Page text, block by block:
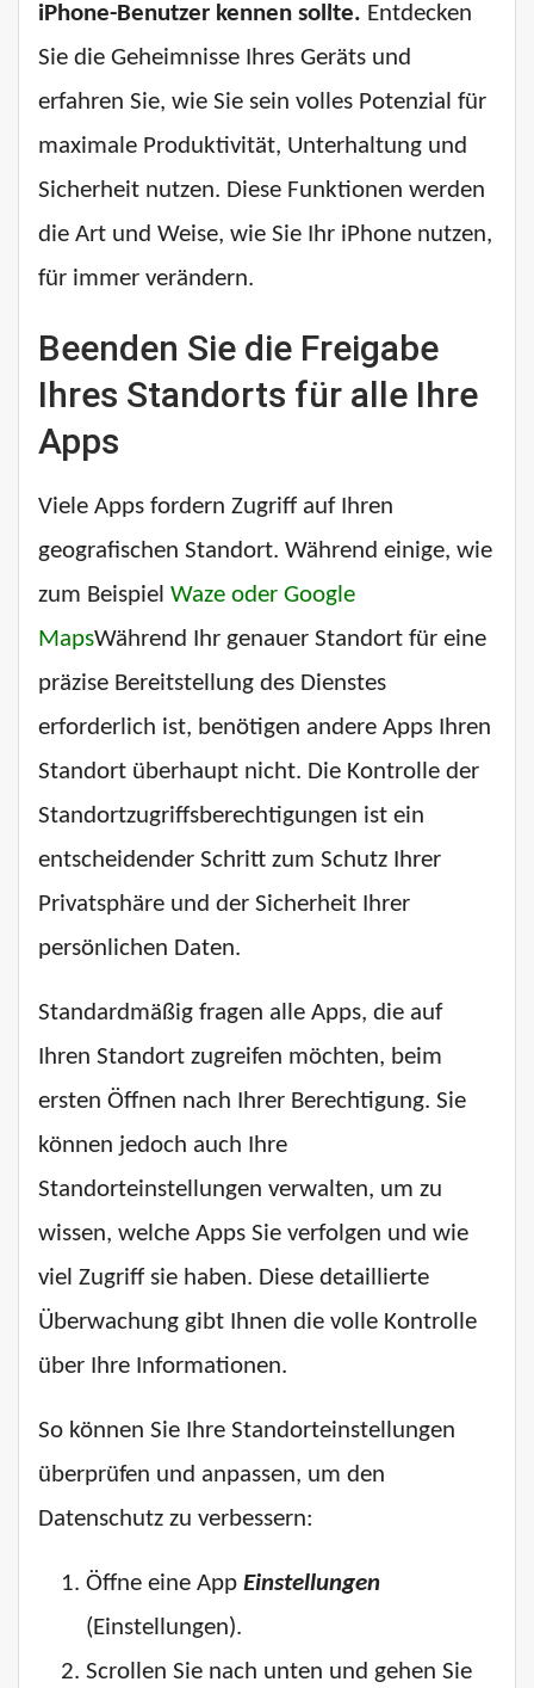
iPhone-Benutzer kennen sollte. Entdecken
Sie die Geheimnisse Ihres Geräts und
erfahren Sie, wie Sie sein volles Potenzial für
maximale Produktivität, Unterhaltung und
Sicherheit nutzen. Diese Funktionen werden
die Art und Weise, wie Sie Ihr iPhone nutzen,
für immer verändern.
Beenden Sie die Freigabe
Ihres Standorts für alle Ihre
Apps
Viele Apps fordern Zugriff auf Ihren
geografischen Standort. Während einige, wie
zum Beispiel Waze oder Google
MapsWährend Ihr genauer Standort für eine
präzise Bereitstellung des Dienstes
erforderlich ist, benötigen andere Apps Ihren
Standort überhaupt nicht. Die Kontrolle der
Standortzugriffsberechtigungen ist ein
entscheidender Schritt zum Schutz Ihrer
Privatsphäre und der Sicherheit Ihrer
persönlichen Daten.
Standardmäßig fragen alle Apps, die auf
Ihren Standort zugreifen möchten, beim
ersten Öffnen nach Ihrer Berechtigung. Sie
können jedoch auch Ihre
Standorteinstellungen verwalten, um zu
wissen, welche Apps Sie verfolgen und wie
viel Zugriff sie haben. Diese detaillierte
Überwachung gibt Ihnen die volle Kontrolle
über Ihre Informationen.
So können Sie Ihre Standorteinstellungen
überprüfen und anpassen, um den
Datenschutz zu verbessern:
Öffne eine App Einstellungen
(Einstellungen).
Scrollen Sie nach unten und gehen Sie